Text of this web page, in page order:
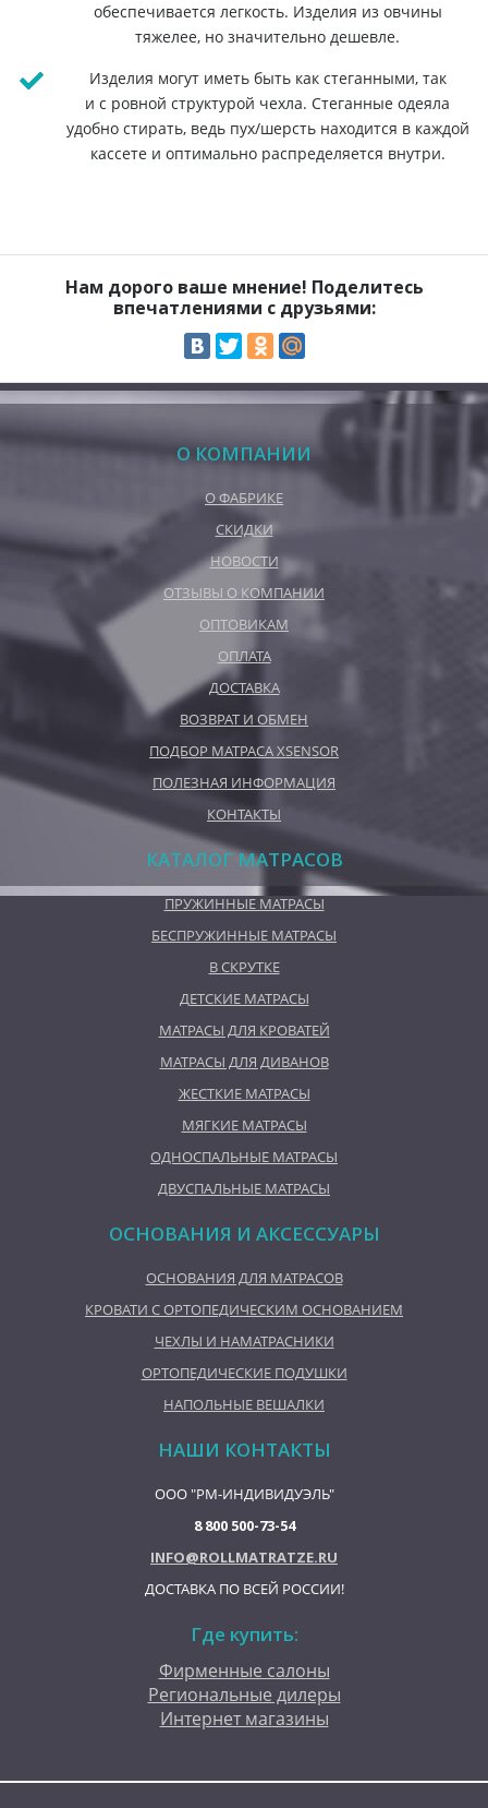
обеспечивается легкость. Изделия из овчины
тяжелее, но значительно дешевле.
Изделия могут иметь быть как стеганными, так
и с ровной структурой чехла. Стеганные одеяла
удобно стирать, ведь пух/шерсть находится в каждой
кассете и оптимально распределяется внутри.
Нам дорого ваше мнение! Поделитесь
впечатлениями с друзьями:
О КОМПАНИИ
О ФАБРИКЕ
СКИДКИ
НОВОСТИ
ОТЗЫВЫ О КОМПАНИИ
ОПТОВИКАМ
ОПЛАТА
ДОСТАВКА
ВОЗВРАТ И ОБМЕН
ПОДБОР МАТРАСА XSENSOR
ПОЛЕЗНАЯ ИНФОРМАЦИЯ
КОНТАКТЫ
КАТАЛОГ МАТРАСОВ
ПРУЖИННЫЕ МАТРАСЫ
БЕСПРУЖИННЫЕ МАТРАСЫ
В СКРУТКЕ
ДЕТСКИЕ МАТРАСЫ
МАТРАСЫ ДЛЯ КРОВАТЕЙ
МАТРАСЫ ДЛЯ ДИВАНОВ
ЖЕСТКИЕ МАТРАСЫ
МЯГКИЕ МАТРАСЫ
ОДНОСПАЛЬНЫЕ МАТРАСЫ
ДВУСПАЛЬНЫЕ МАТРАСЫ
ОСНОВАНИЯ И АКСЕССУАРЫ
ОСНОВАНИЯ ДЛЯ МАТРАСОВ
КРОВАТИ С ОРТОПЕДИЧЕСКИМ ОСНОВАНИЕМ
ЧЕХЛЫ И НАМАТРАСНИКИ
ОРТОПЕДИЧЕСКИЕ ПОДУШКИ
НАПОЛЬНЫЕ ВЕШАЛКИ
НАШИ КОНТАКТЫ
ООО "РМ-ИНДИВИДУЭЛЬ"
8 800 500-73-54
INFO@ROLLMATRATZE.RU
ДОСТАВКА ПО ВСЕЙ РОССИИ!
Где купить:
Фирменные салоны
Региональные дилеры
Интернет магазины